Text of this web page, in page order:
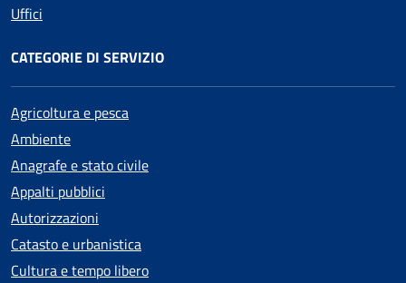
Uffici
CATEGORIE DI SERVIZIO
Agricoltura e pesca
Ambiente
Anagrafe e stato civile
Appalti pubblici
Autorizzazioni
Catasto e urbanistica
Cultura e tempo libero